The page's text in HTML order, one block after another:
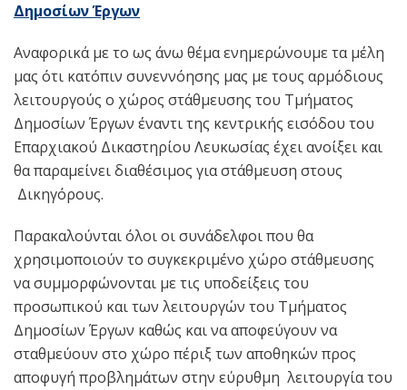
Δημοσίων Έργων
Αναφορικά με το ως άνω θέμα ενημερώνουμε τα μέλη
μας ότι κατόπιν συνεννόησης μας με τους αρμόδιους
λειτουργούς ο χώρος στάθμευσης του Τμήματος
Δημοσίων Έργων έναντι της κεντρικής εισόδου του
Επαρχιακού Δικαστηρίου Λευκωσίας έχει ανοίξει και
θα παραμείνει διαθέσιμος για στάθμευση στους
Δικηγόρους.
Παρακαλούνται όλοι οι συνάδελφοι που θα
χρησιμοποιούν το συγκεκριμένο χώρο στάθμευσης
να συμμορφώνονται με τις υποδείξεις του
προσωπικού και των λειτουργών του Τμήματος
Δημοσίων Έργων καθώς και να αποφεύγουν να
σταθμεύουν στο χώρο πέριξ των αποθηκών προς
αποφυγή προβλημάτων στην εύρυθμη λειτουργία του